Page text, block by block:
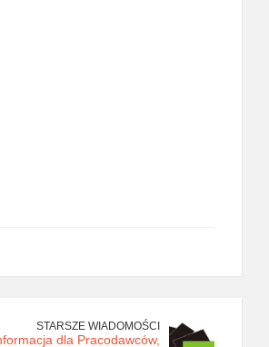
STARSZE WIADOMOŚCI
dla Pracodawców,